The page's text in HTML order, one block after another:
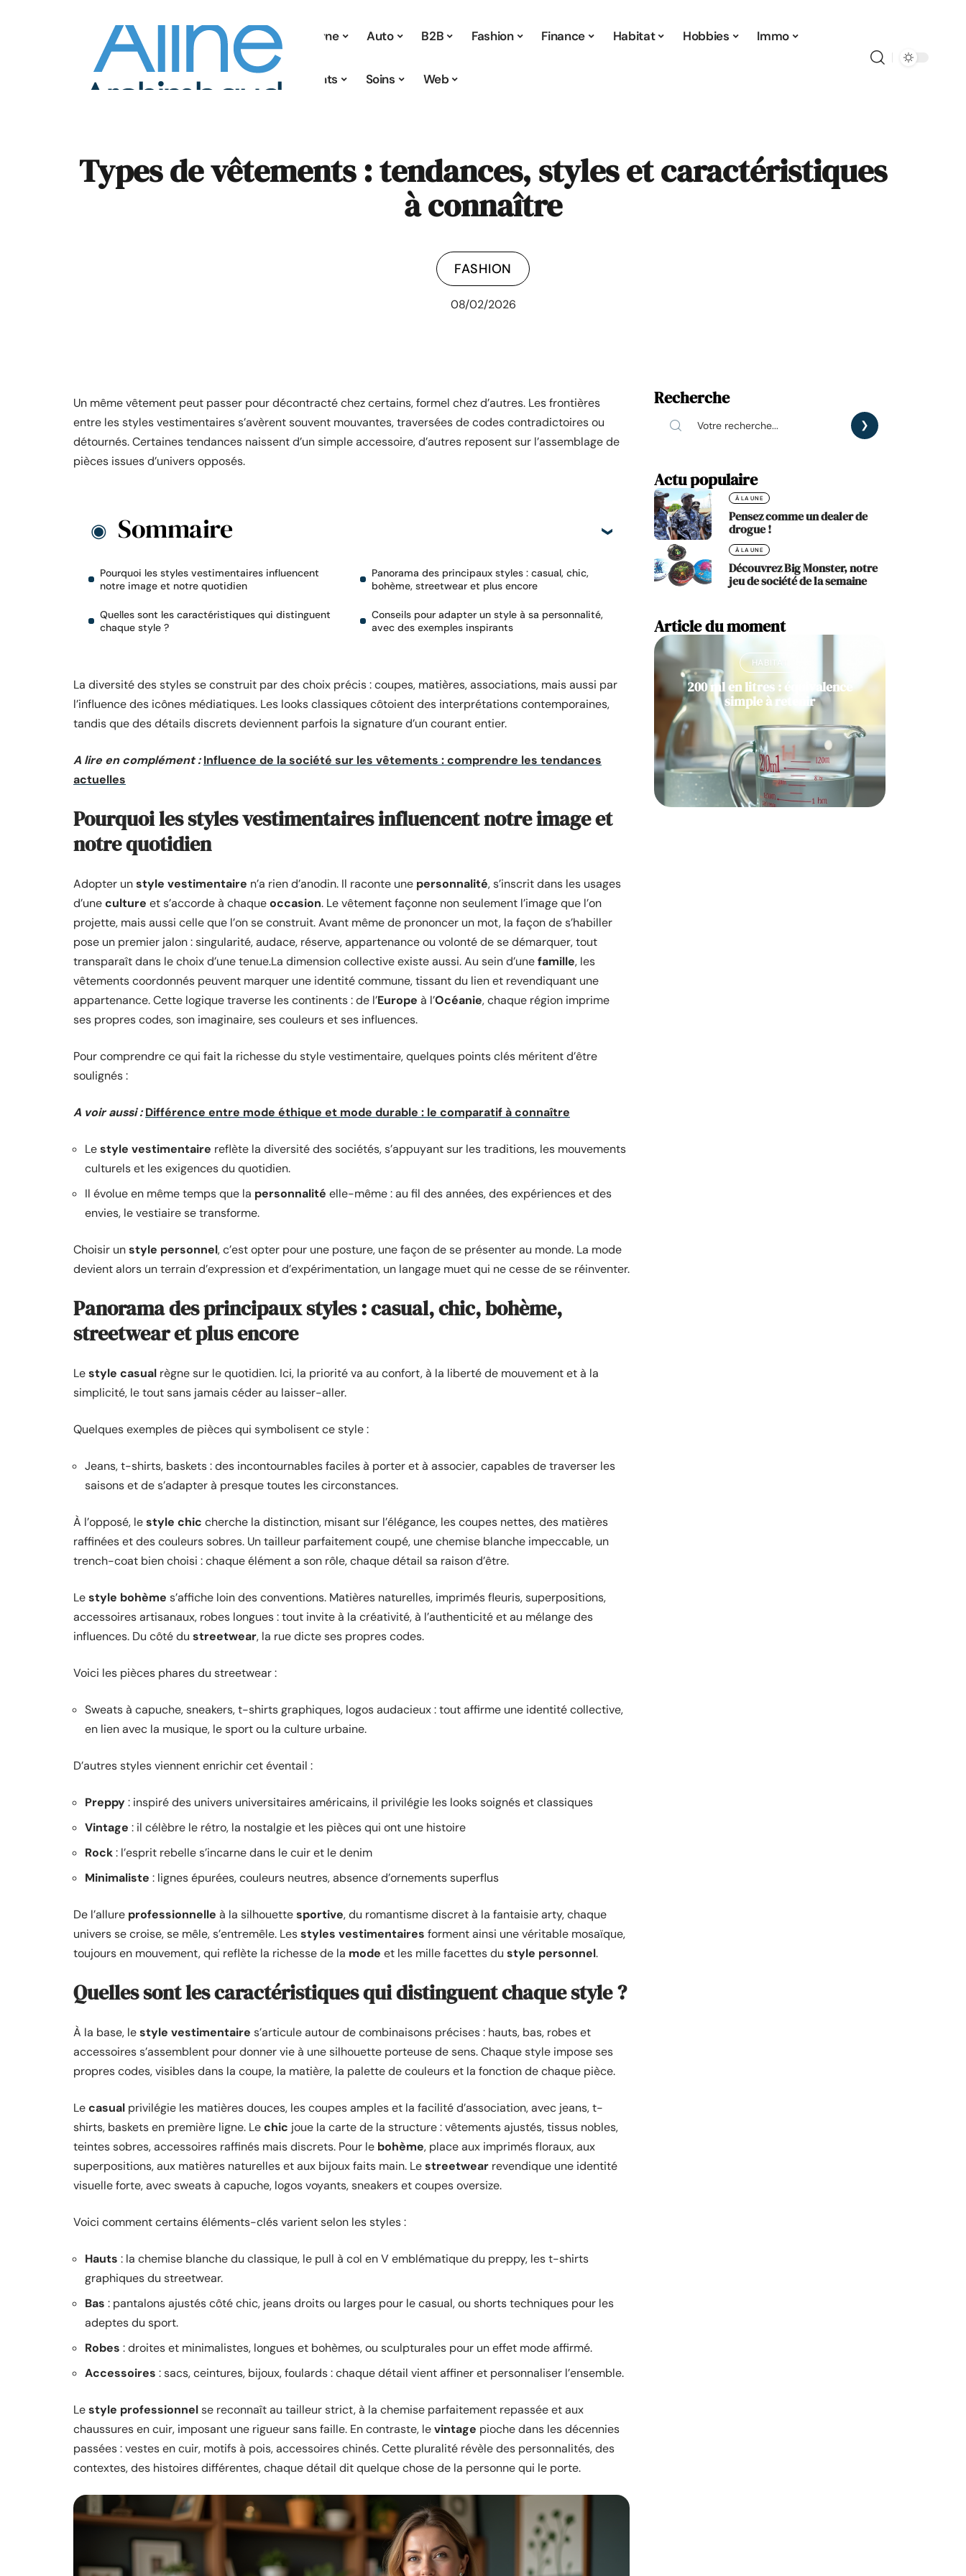
À la une Auto B2B Fashion Finance Habitat Hobbies Immo
Parents Soins Web
Types de vêtements : tendances, styles et caractéristiques
à connaître
FASHION
08/02/2026
Un même vêtement peut passer pour décontracté chez certains, formel chez d’autres. Les frontières
entre les styles vestimentaires s’avèrent souvent mouvantes, traversées de codes contradictoires ou
détournés. Certaines tendances naissent d’un simple accessoire, d’autres reposent sur l’assemblage de
pièces issues d’univers opposés.
Sommaire
Pourquoi les styles vestimentaires influencent
notre image et notre quotidien
Panorama des principaux styles : casual, chic,
bohème, streetwear et plus encore
Quelles sont les caractéristiques qui distinguent
chaque style ?
Conseils pour adapter un style à sa personnalité,
avec des exemples inspirants
La diversité des styles se construit par des choix précis : coupes, matières, associations, mais aussi par
l’influence des icônes médiatiques. Les looks classiques côtoient des interprétations contemporaines,
tandis que des détails discrets deviennent parfois la signature d’un courant entier.
A lire en complément : Influence de la société sur les vêtements : comprendre les tendances
actuelles
Pourquoi les styles vestimentaires influencent notre image et
notre quotidien
Adopter unstyle vestimentaire n’a rien d’anodin. Il raconte une personnalité, s’inscrit dans les usages
d’uneculture et s’accorde à chaqueoccasion. Le vêtement façonne non seulement l’image que l’on
projette, mais aussi celle que l’on se construit. Avant même de prononcer un mot, la façon de s’habiller
pose un premier jalon : singularité, audace, réserve, appartenance ou volonté de se démarquer, tout
transparaît dans le choix d’une tenue.La dimension collective existe aussi. Au sein d’unefamille, les
vêtements coordonnés peuvent marquer une identité commune, tissant du lien et revendiquant une
appartenance. Cette logique traverse les continents : de l’Europe à l’Océanie, chaque région imprime
ses propres codes, son imaginaire, ses couleurs et ses influences.
Pour comprendre ce qui fait la richesse du style vestimentaire, quelques points clés méritent d’être
soulignés :
A voir aussi : Différence entre mode éthique et mode durable : le comparatif à connaître
Lestyle vestimentaire reflète la diversité des sociétés, s’appuyant sur les traditions, les mouvements
culturels et les exigences du quotidien.
Il évolue en même temps que la personnalité elle-même : au fil des années, des expériences et des
envies, le vestiaire se transforme.
Choisir unstyle personnel, c’est opter pour une posture, une façon de se présenter au monde. La mode
devient alors un terrain d’expression et d’expérimentation, un langage muet qui ne cesse de se réinventer.
Panorama des principaux styles : casual, chic, bohème,
streetwear et plus encore
Lestyle casual règne sur le quotidien. Ici, la priorité va au confort, à la liberté de mouvement et à la
simplicité, le tout sans jamais céder au laisser-aller.
Quelques exemples de pièces qui symbolisent ce style :
Jeans, t-shirts, baskets : des incontournables faciles à porter et à associer, capables de traverser les
saisons et de s’adapter à presque toutes les circonstances.
À l’opposé, lestyle chic cherche la distinction, misant sur l’élégance, les coupes nettes, des matières
raffinées et des couleurs sobres. Un tailleur parfaitement coupé, une chemise blanche impeccable, un
trench-coat bien choisi : chaque élément a son rôle, chaque détail sa raison d’être.
Lestyle bohème s’affiche loin des conventions. Matières naturelles, imprimés fleuris, superpositions,
accessoires artisanaux, robes longues : tout invite à la créativité, à l’authenticité et au mélange des
influences. Du côté du streetwear, la rue dicte ses propres codes.
Voici les pièces phares du streetwear :
Sweats à capuche, sneakers, t-shirts graphiques, logos audacieux : tout affirme une identité collective,
en lien avec la musique, le sport ou la culture urbaine.
D’autres styles viennent enrichir cet éventail :
Preppy: inspiré des univers universitaires américains, il privilégie les looks soignés et classiques
Vintage : il célèbre le rétro, la nostalgie et les pièces qui ont une histoire
Rock: l’esprit rebelle s’incarne dans le cuir et le denim
Minimaliste : lignes épurées, couleurs neutres, absence d’ornements superflus
De l’allure professionnelle à la silhouettesportive, du romantisme discret à la fantaisie arty, chaque
univers se croise, se mêle, s’entremêle. Lesstyles vestimentaires forment ainsi une véritable mosaïque,
toujours en mouvement, qui reflète la richesse de la mode et les mille facettes du style personnel.
Quelles sont les caractéristiques qui distinguent chaque style ?
À la base, lestyle vestimentaire s’articule autour de combinaisons précises : hauts, bas, robes et
accessoires s’assemblent pour donner vie à une silhouette porteuse de sens. Chaque style impose ses
propres codes, visibles dans la coupe, la matière, la palette de couleurs et la fonction de chaque pièce.
Lecasual privilégie les matières douces, les coupes amples et la facilité d’association, avec jeans, t-
shirts, baskets en première ligne. Lechic joue la carte de la structure : vêtements ajustés, tissus nobles,
teintes sobres, accessoires raffinés mais discrets. Pour le bohème, place aux imprimés floraux, aux
superpositions, aux matières naturelles et aux bijoux faits main. Lestreetwear revendique une identité
visuelle forte, avec sweats à capuche, logos voyants, sneakers et coupes oversize.
Voici comment certains éléments-clés varient selon les styles :
Hauts : la chemise blanche du classique, le pull à col en V emblématique du preppy, les t-shirts
graphiques du streetwear.
Bas : pantalons ajustés côté chic, jeans droits ou larges pour le casual, ou shorts techniques pour les
adeptes du sport.
Robes : droites et minimalistes, longues et bohèmes, ou sculpturales pour un effet mode affirmé.
Accessoires : sacs, ceintures, bijoux, foulards : chaque détail vient affiner et personnaliser l’ensemble.
Lestyle professionnelse reconnaît au tailleur strict, à la chemise parfaitement repassée et aux
chaussures en cuir, imposant une rigueur sans faille. En contraste, levintage pioche dans les décennies
passées : vestes en cuir, motifs à pois, accessoires chinés. Cette pluralité révèle des personnalités, des
contextes, des histoires différentes, chaque détail dit quelque chose de la personne qui le porte.
Recherche
Actu populaire
À LA UNE
Pensez comme un dealer de
drogue !
À LA UNE
Découvrez Big Monster, notre
jeu de société de la semaine
Article du moment
HABITAT
200 ml en litres : équivalence
simple à retenir